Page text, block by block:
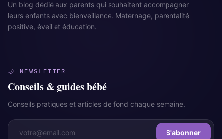
Un blog dédié aux parents qui souhaitent accompagner
leurs enfants avec bienveillance. Maternage, parentalité
positive, éveil et éducation.
🌙 NEWSLETTER
Conseils & guides bébé
Conseils pratiques et articles de fond chaque semaine.
S'abonner